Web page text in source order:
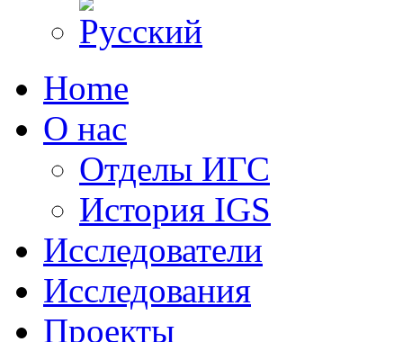
Home
О нас
Отделы ИГС
История IGS
Исследователи
Исследования
Проекты